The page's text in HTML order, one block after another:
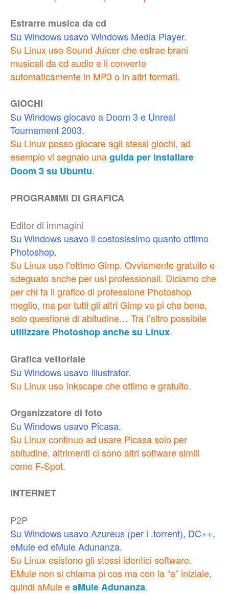
Estrarre musica da cd
Su Windows usavo Windows Media Player.
Su Linux uso Sound Juicer che estrae brani
musicali da cd audio e li converte
automaticamente in MP3 o in altri formati.
GIOCHI
Su Windows giocavo a Doom 3 e Unreal
Tournament 2003.
Su Linux posso giocare agli stessi giochi, ad
esempio vi segnalo unaguida per installare
Doom 3 su Ubuntu.
PROGRAMMI DI GRAFICA
Editor di immagini
Su Windows usavo il costosissimo quanto ottimo
Photoshop.
Su Linux uso l’ottimo Gimp. Ovviamente gratuito e
adeguato anche per usi professionali. Diciamo che
per chi fa il grafico di professione Photoshop
meglio, ma per tutti gli altri Gimp va pi che bene,
solo questione di abitudine… Tra l’altro possibile
utilizzare Photoshop anche su Linux.
Grafica vettoriale
Su Windows usavo Illustrator.
Su Linux uso Inkscape che ottimo e gratuito.
Organizzatore di foto
Su Windows usavo Picasa.
Su Linux continuo ad usare Picasa solo per
abitudine, altrimenti ci sono altri software simili
come F-Spot.
INTERNET
P2P
Su Windows usavo Azureus (per i .torrent), DC++,
eMule ed eMule Adunanza.
Su Linux esistono gli stessi identici software.
EMule non si chiama pi cos ma con la “a” iniziale,
quindi aMule eaMule Adunanza.